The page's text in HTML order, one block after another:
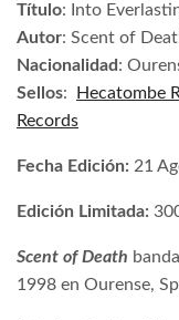
Título: Into
Autor: Scent of
Nacionalidad:
Sellos: Hecatombe
Records
Fecha Edición: 21
Edición Limitada:
Scent of Death
1998 en Ourense,